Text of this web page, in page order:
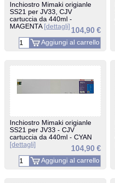
Inchiostro Mimaki origianle
SS21 per JV33, CJV
cartuccia da 440ml -
MAGENTA[dettagli] 104,90 €
Inchiostro Mimaki origianle
SS21 per JV33 - CJV
cartuccia da 440ml - CYAN
[dettagli]
104,90 €